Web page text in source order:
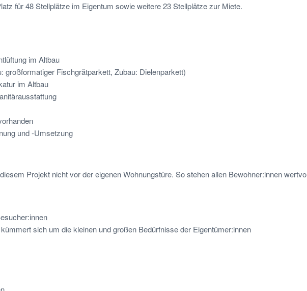
für 48 Stellplätze im Eigentum sowie weitere 23 Stellplätze zur Miete.
im Altbau
großformatiger Fischgrätparkett, Zubau: Dielenparkett)
im Altbau
und -Umsetzung
Projekt nicht vor der eigenen Wohnungstüre. So stehen allen Bewohner:innen
sich um die kleinen und großen Bedürfnisse der Eigentümer:innen